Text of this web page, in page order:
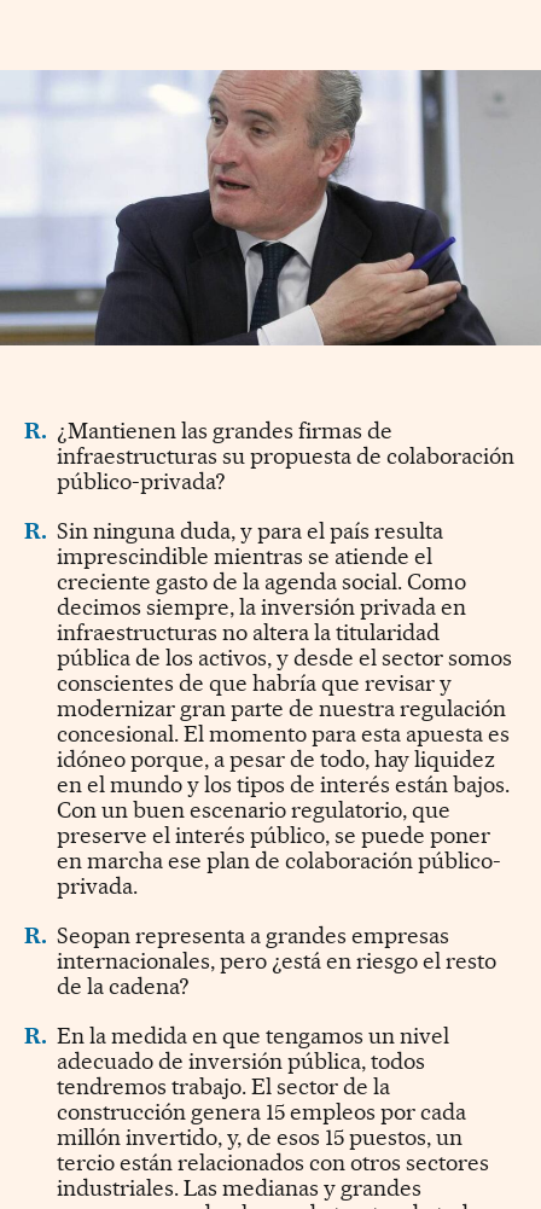
R. ¿Mantienen las grandes firmas de
infraestructuras su propuesta de colaboración
público-privada?
R. Sin ninguna duda, y para el país resulta
imprescindible mientras se atiende el
creciente gasto de la agenda social. Como
decimos siempre, la inversión privada en
infraestructuras no altera la titularidad
pública de los activos, y desde el sector somos
conscientes de que habría que revisar y
modernizar gran parte de nuestra regulación
concesional. El momento para esta apuesta es
idóneo porque, a pesar de todo, hay liquidez
en el mundo y los tipos de interés están bajos.
Con un buen escenario regulatorio, que
preserve el interés público, se puede poner
en marcha ese plan de colaboración público-
privada.
R. Seopan representa a grandes empresas
internacionales, pero ¿está en riesgo el resto
de la cadena?
R. En la medida en que tengamos un nivel
adecuado de inversión pública, todos
tendremos trabajo. El sector de la
construcción genera 15 empleos por cada
millón invertido, y, de esos 15 puestos, un
tercio están relacionados con otros sectores
industriales. Las medianas y grandes